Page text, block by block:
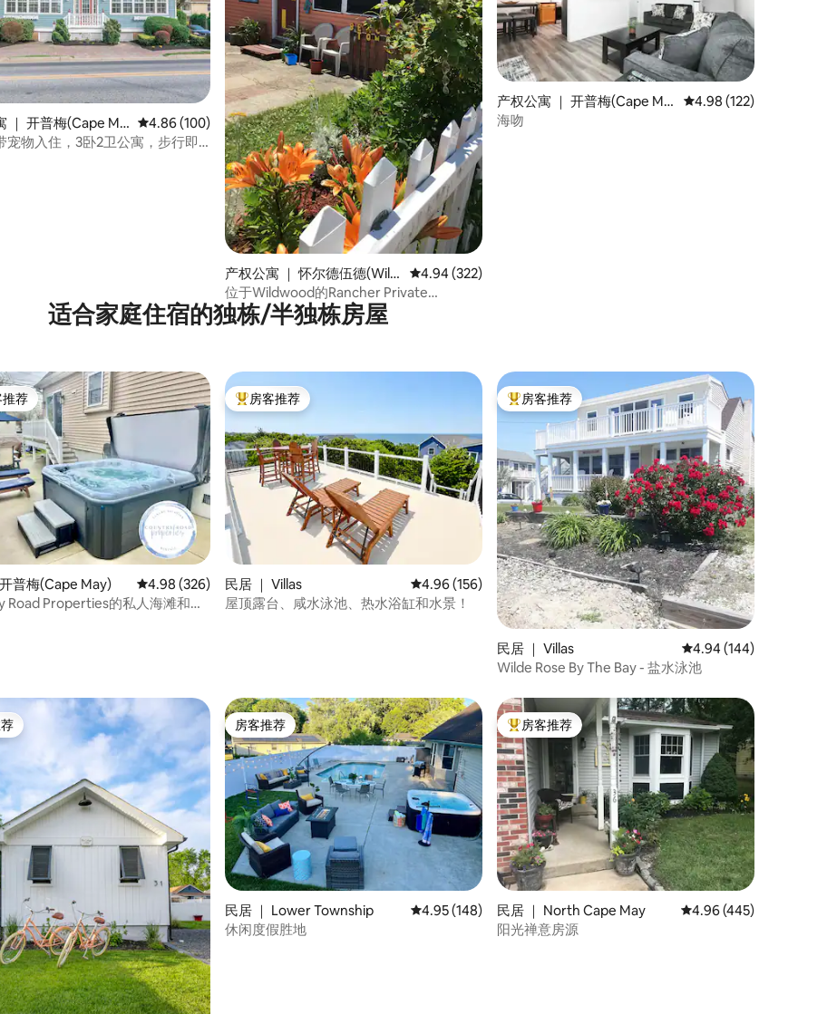
5 分），共 150 条评价
｜ 开普梅(Cape Ma
平均评分 4.86 分（满分 5 分），共 100 条评价
4.86 (100)
宠物入住，3卧2卫公寓，步行即
产权公寓 ｜ 怀尔德伍德(Wild
wood)
平均评分 4.94 分（满分 5 分），共 322 条评价
4.94 (322)
位于Wildwood的Rancher Private
Relaxing 2卧室。
产权公寓 ｜ 开普梅(Cape Ma
y)
平均评分 4.98 分（满
4.98 (122)
海吻
适合家庭住宿的独栋/半独栋房屋
5 分），共 110 条评价
客推荐」
推荐
普梅(Cape May) 平均评分 4.98 分（满分 5 分），共 326 条评价
4.98 (326)
Road Properties的私人海滩和热
热门「房客推荐」
房客推荐
民居 ｜ Villas 平均评分 4.96 分（满分 5 分），共 156 条评价
4.96 (156)
屋顶露台、咸水泳池、热水浴缸和水景！
热门「房客推荐」
房客推荐
民居 ｜ Villas 平均评分 4.94 分（满
4.94 (144)
Wilde Rose By The Bay - 盐水泳池
房客推荐
房客推荐
民居 ｜ Lower Township 平均评分 4.95 分（满分 5 分），共 148 条评价
4.95 (148)
休闲度假胜地
热门「房客推荐」
房客推荐
民居 ｜ North Cape May 平均评分 4.96 分（满
4.96 (445)
阳光禅意房源